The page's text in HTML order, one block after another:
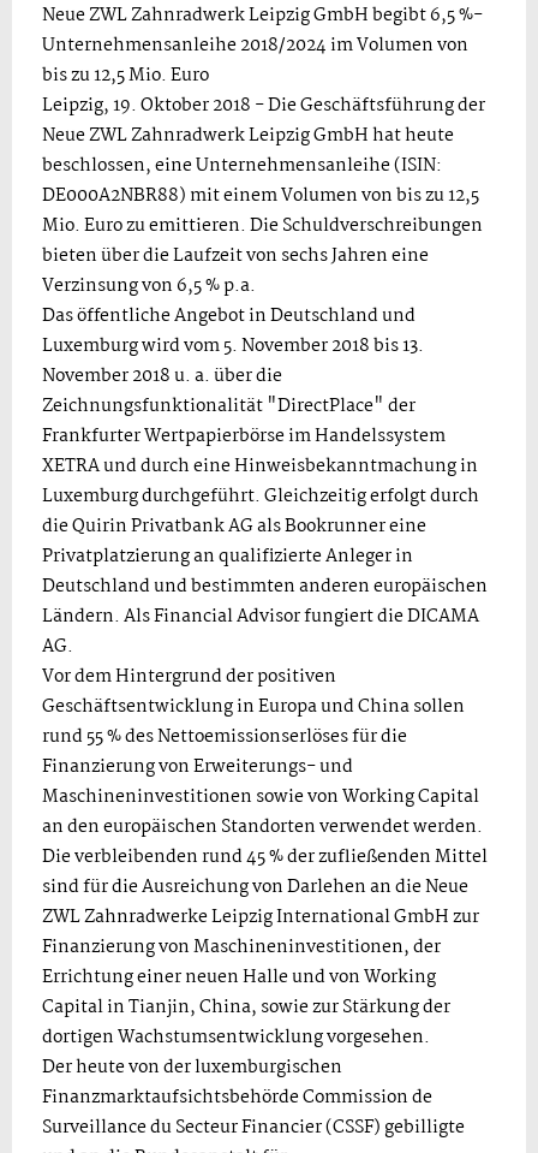
Neue ZWL Zahnradwerk Leipzig GmbH begibt 6,5 %-
Unternehmensanleihe 2018/2024 im Volumen von
bis zu 12,5 Mio. Euro
Leipzig, 19. Oktober 2018 - Die Geschäftsführung der
Neue ZWL Zahnradwerk Leipzig GmbH hat heute
beschlossen, eine Unternehmensanleihe (ISIN:
DE000A2NBR88) mit einem Volumen von bis zu 12,5
Mio. Euro zu emittieren. Die Schuldverschreibungen
bieten über die Laufzeit von sechs Jahren eine
Verzinsung von 6,5 % p.a.
Das öffentliche Angebot in Deutschland und
Luxemburg wird vom 5. November 2018 bis 13.
November 2018 u. a. über die
Zeichnungsfunktionalität "DirectPlace" der
Frankfurter Wertpapierbörse im Handelssystem
XETRA und durch eine Hinweisbekanntmachung in
Luxemburg durchgeführt. Gleichzeitig erfolgt durch
die Quirin Privatbank AG als Bookrunner eine
Privatplatzierung an qualifizierte Anleger in
Deutschland und bestimmten anderen europäischen
Ländern. Als Financial Advisor fungiert die DICAMA
AG.
Vor dem Hintergrund der positiven
Geschäftsentwicklung in Europa und China sollen
rund 55 % des Nettoemissionserlöses für die
Finanzierung von Erweiterungs- und
Maschineninvestitionen sowie von Working Capital
an den europäischen Standorten verwendet werden.
Die verbleibenden rund 45 % der zufließenden Mittel
sind für die Ausreichung von Darlehen an die Neue
ZWL Zahnradwerke Leipzig International GmbH zur
Finanzierung von Maschineninvestitionen, der
Errichtung einer neuen Halle und von Working
Capital in Tianjin, China, sowie zur Stärkung der
dortigen Wachstumsentwicklung vorgesehen.
Der heute von der luxemburgischen
Finanzmarktaufsichtsbehörde Commission de
Surveillance du Secteur Financier (CSSF) gebilligte